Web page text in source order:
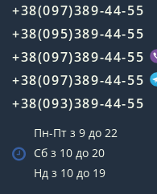
+38(097)389-44-55
+38(095)389-44-55
+38(097)389-44-55
+38(097)389-44-55
+38(093)389-44-55
Пн-Пт з 9 до 22
Сб з 10 до 20
Нд з 10 до 19